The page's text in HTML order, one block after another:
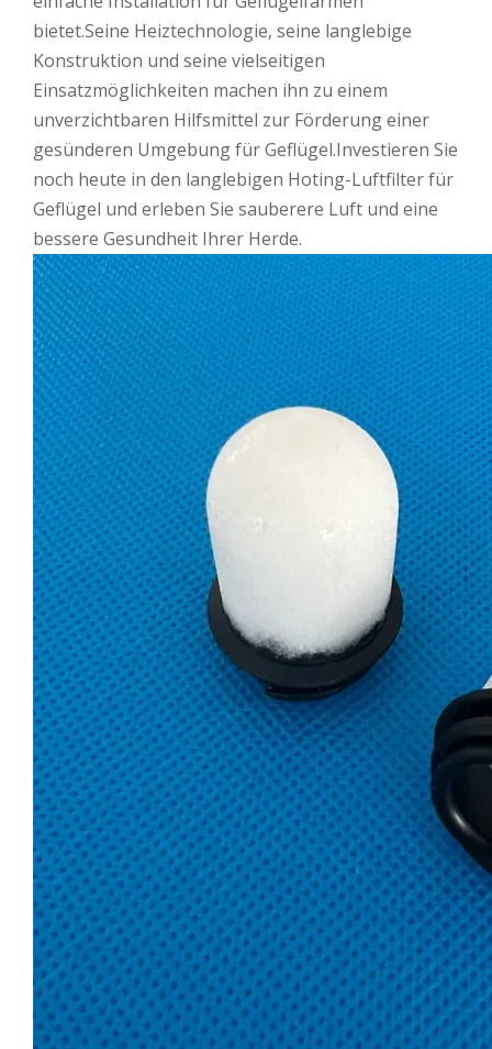
bietet.Seine Heiztechnologie, seine langlebige
Konstruktion und seine vielseitigen
Einsatzmöglichkeiten machen ihn zu einem
unverzichtbaren Hilfsmittel zur Förderung einer
gesünderen Umgebung für Geflügel.Investieren Sie
noch heute in den langlebigen Hoting-Luftfilter für
Geflügel und erleben Sie sauberere Luft und eine
bessere Gesundheit Ihrer Herde.